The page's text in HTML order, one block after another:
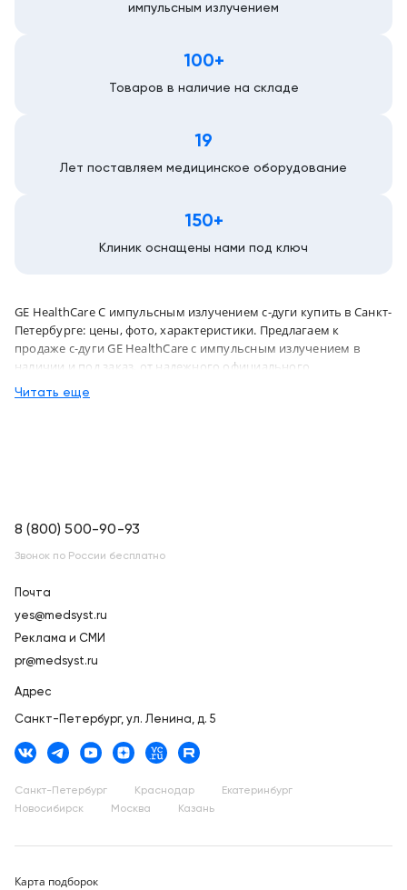
импульсным излучением
100+
Товаров в наличие на складе
19
Лет поставляем медицинское оборудование
150+
Клиник оснащены нами под ключ
GE HealthCare С импульсным излучением с-дуги купить в Санкт-
Петербурге: цены, фото, характеристики. Предлагаем к
продаже с-дуги GE HealthCare с импульсным излучением в
наличии и под заказ, от надежного официального
дистрибьютора "МСТ", с бесплатной доставкой в город Санкт-
Петербург и по всей России
Читать еще
8 (800) 500-90-93
Звонок по России бесплатно
Почта
yes@medsyst.ru
Реклама и СМИ
pr@medsyst.ru
Адрес
Санкт-Петербург, ул. Ленина, д. 5
Санкт-Петербург Краснодар
Екатеринбург
Новосибирск
Москва Казань
Карта подборок